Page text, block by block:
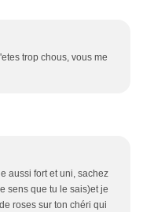
trop chous, vous me
aussi fort et uni, sachez
sens que tu le sais)et je
roses sur ton chéri qui